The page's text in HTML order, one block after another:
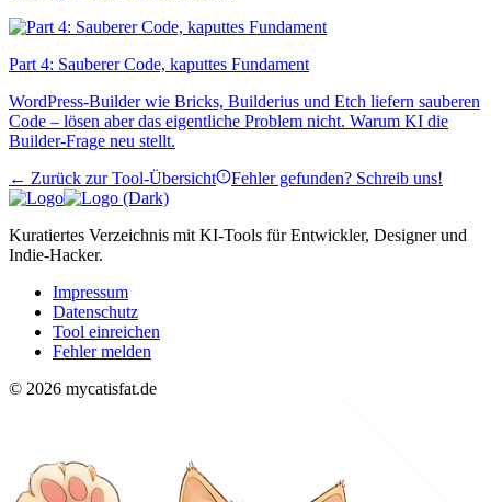
Part 4: Sauberer Code, kaputtes Fundament
WordPress-Builder wie Bricks, Builderius und Etch liefern sauberen
Code – lösen aber das eigentliche Problem nicht. Warum KI die
Builder-Frage neu stellt.
← Zurück zur Tool-Übersicht
Fehler gefunden? Schreib uns!
Kuratiertes Verzeichnis mit KI-Tools für Entwickler, Designer und
Indie-Hacker.
Impressum
Datenschutz
Tool einreichen
Fehler melden
© 2026 mycatisfat.de